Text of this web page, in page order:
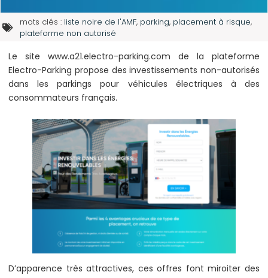
mots clés : liste noire de l'AMF, parking, placement à risque,
plateforme non autorisé
Le site www.a21.electro-parking.com de la plateforme
Electro-Parking propose des investissements non-autorisés
dans les parkings pour véhicules électriques à des
consommateurs français.
D’apparence très attractives, ces offres font miroiter des